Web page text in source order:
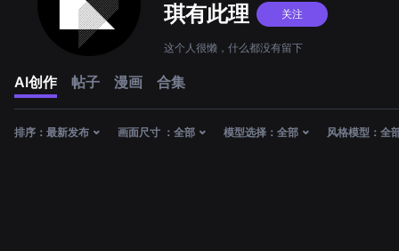
琪有此理 关注
这个人很懒，什么都没有留下
AI创作 帖子 漫画 合集
排序： 最新发布 画面尺寸 ： 全部 模型选择： 全部 风格模型： 全